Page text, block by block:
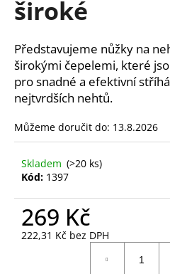
široké
Představujeme nůžky na
širokými čepelemi, které
pro snadné a efektivní
nejtvrdších nehtů.
Můžeme doručit do: 13.8.2026
Skladem (>20 ks)
Kód: 1397
269 Kč
222,31 Kč bez DPH
a
í
t
?
HLEDAT
D
o